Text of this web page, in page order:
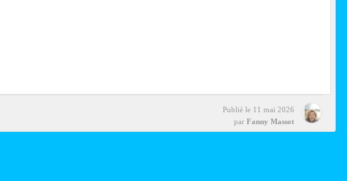
Publié le 11 mai 2026
par Fanny Massot